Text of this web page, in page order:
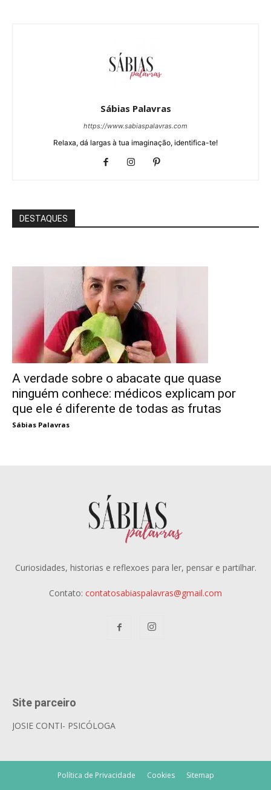
Sábias Palavras
https://www.sabiaspalavras.com
Relaxa, dá largas à tua imaginação, identifica-te!
DESTAQUES
A verdade sobre o abacate que quase
ninguém conhece: médicos explicam por
que ele é diferente de todas as frutas
Sábias Palavras
Curiosidades, historias e reflexoes para ler, pensar e partilhar.
Contato: contatosabiaspalavras@gmail.com
Site parceiro
JOSIE CONTI- PSICÓLOGA
Política de Privacidade Cookies Sitemap